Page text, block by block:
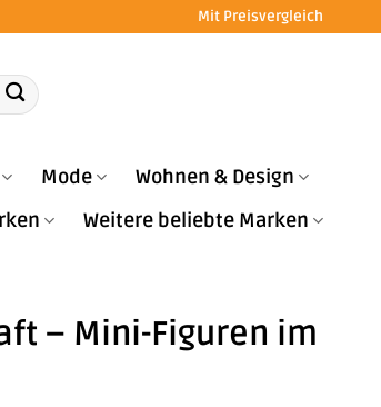
Mit Preisvergleich
Mode
Wohnen & Design
Weitere beliebte Marken
– Mini-Figuren im